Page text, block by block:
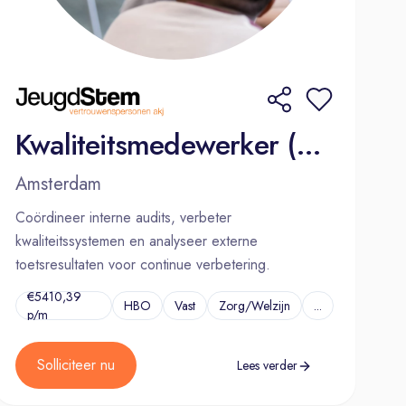
Kwaliteitsmedewerker (32 uur p.w.)
Amsterdam
Coördineer interne audits, verbeter
kwaliteitssystemen en analyseer externe
toetsresultaten voor continue verbetering.
€5410,39
p/m
HBO Vast Zorg/Welzijn ...
Solliciteer nu Lees verder